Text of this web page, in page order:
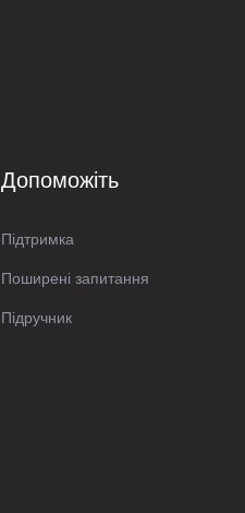
Допоможіть
Підтримка
Поширені запитання
Підручник